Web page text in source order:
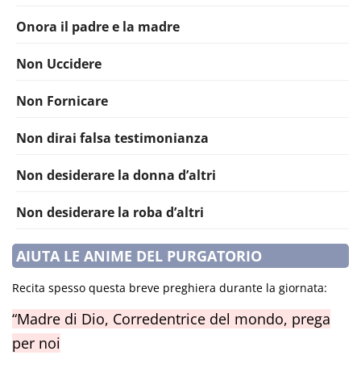
Onora il padre e la madre
Non Uccidere
Non Fornicare
Non dirai falsa testimonianza
Non desiderare la donna d’altri
Non desiderare la roba d’altri
AIUTA LE ANIME DEL PURGATORIO
Recita spesso questa breve preghiera durante la giornata:
“Madre di Dio, Corredentrice del mondo, prega
per noi